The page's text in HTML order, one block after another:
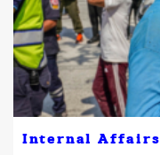
Internal Affairs